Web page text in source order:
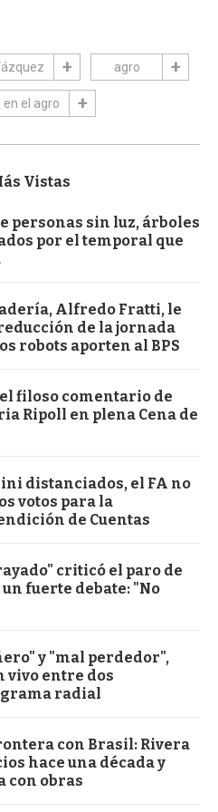
agro
el agro
Vistas
personas sin luz, árboles
por el temporal que
Alfredo Fratti, le
de la jornada
robots aporten al BPS
filoso comentario de
Ripoll en plena Cena de
distanciados, el FA no
votos para la
de Cuentas
criticó el paro de
fuerte debate: "No
y "mal perdedor",
vivo entre dos
radial
con Brasil: Rivera
hace una década y
con obras